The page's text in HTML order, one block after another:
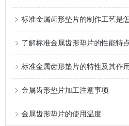
标准金属齿形垫片的制作工艺是
了解标准金属齿形垫片的性能特
标准金属齿形垫片的特性及其作
金属齿形垫片加工注意事项
金属齿形垫片的使用温度